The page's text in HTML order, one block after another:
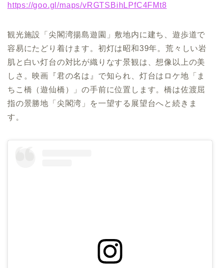
https://goo.gl/maps/vRGTSBihLPfC4FMt8
観光施設「尖閣湾揚島遊園」敷地内に建ち、遊歩道で
容易にたどり着けます。初灯は昭和39年。荒々しい岩
肌と白い灯台の対比が織りなす景観は、想像以上の美
しさ。映画『君の名は』で知られ、灯台はロケ地「ま
ちこ橋（遊仙橋）」の手前に位置します。橋は佐渡屈
指の景勝地「尖閣湾」を一望する展望台へと続きま
す。